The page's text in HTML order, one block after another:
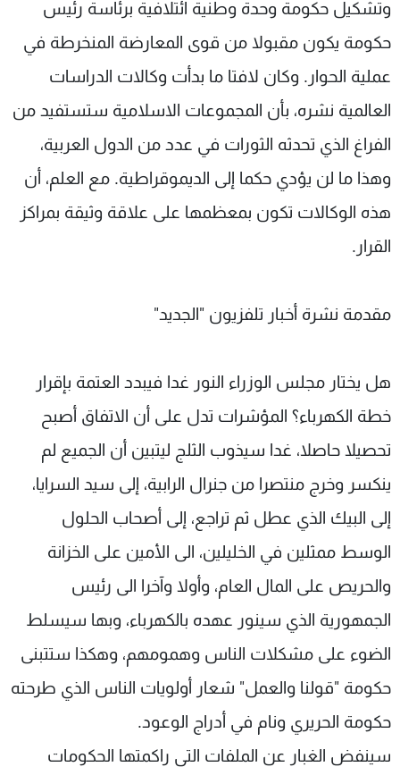
وتشكيل حكومة وحدة وطنية ائتلافية برئاسة رئيس
حكومة يكون مقبولا من قوى المعارضة المنخرطة في
عملية الحوار. وكان لافتا ما بدأت وكالات الدراسات
العالمية نشره، بأن المجموعات الاسلامية ستستفيد من
الفراغ الذي تحدثه الثورات في عدد من الدول العربية،
وهذا ما لن يؤدي حكما إلى الديموقراطية. مع العلم، أن
هذه الوكالات تكون بمعظمها على علاقة وثيقة بمراكز
القرار.
مقدمة نشرة أخبار تلفزيون "الجديد"
هل يختار مجلس الوزراء النور غدا فيبدد العتمة بإقرار
خطة الكهرباء؟ المؤشرات تدل على أن الاتفاق أصبح
تحصيلا حاصلا، غدا سيذوب الثلج ليتبين أن الجميع لم
ينكسر وخرج منتصرا من جنرال الرابية، إلى سيد السرايا،
إلى البيك الذي عطل ثم تراجع، إلى أصحاب الحلول
الوسط ممثلين في الخليلين، الى الأمين على الخزانة
والحريص على المال العام، وأولا وآخرا الى رئيس
الجمهورية الذي سينور عهده بالكهرباء، وبها سيسلط
الضوء على مشكلات الناس وهمومهم، وهكذا ستتبنى
حكومة "قولنا والعمل" شعار أولويات الناس الذي طرحته
حكومة الحريري ونام في أدراج الوعود.
سينفض الغبار عن الملفات التي راكمتها الحكومات